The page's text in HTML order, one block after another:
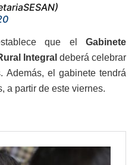
que el Gabinete
Integral deberá celebrar
Además, el gabinete tendrá
a partir de este viernes.